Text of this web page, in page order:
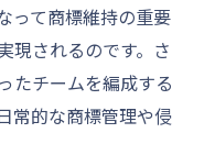
って商標維持の重要
現されるのです。さ
たチームを編成する
常的な商標管理や侵